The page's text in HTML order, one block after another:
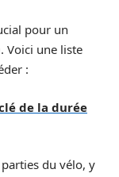
pour un
Voici une liste
:
de la durée
du vélo, y